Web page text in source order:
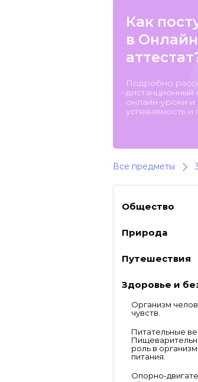
Как
в
Подробно
дистанционный
онлайн-уроки и
успеваемость и
Все предметы
Общество
Природа
Путешествия
Здоровье и
Организм
чувств.
Питательные
роль в
питания.
Опорно-